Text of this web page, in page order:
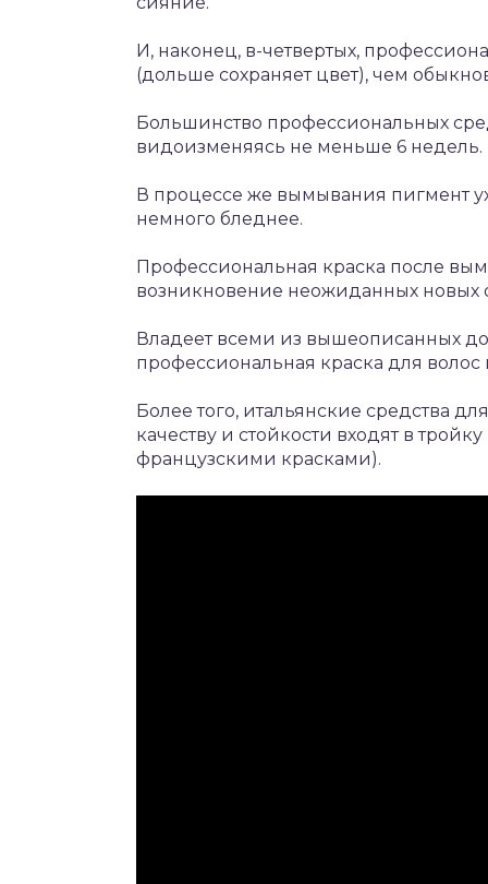
И, наконец, в-четвертых,
(дольше сохраняет цвет), чем
Большинство профессиональных
видоизменяясь не меньше 6 недель.
В процессе же вымывания пигмент
немного бледнее.
Профессиональная краска после
возникновение неожиданных новых
Владеет всеми из вышеописанных
профессиональная краска для волос
Более того, итальянские средства
качеству и стойкости входят в
французскими красками).